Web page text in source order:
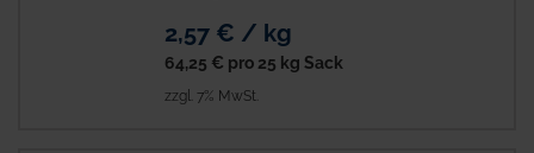
2,57 € / kg
64,25 € pro 25 kg Sack
zzgl. 7% MwSt.